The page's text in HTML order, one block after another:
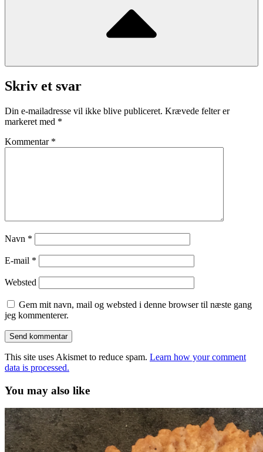
Skriv et svar
Din e-mailadresse vil ikke blive publiceret. Krævede felter er
markeret med *
Kommentar *
Navn *
E-mail *
Websted
Gem mit navn, mail og websted i denne browser til næste gang
jeg kommenterer.
This site uses Akismet to reduce spam. Learn how your comment
data is processed.
You may also like
Min
mormors
vaniljekranse